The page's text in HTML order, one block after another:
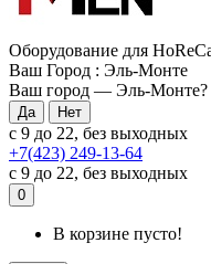
Оборудование для
Ваш Город : Эль-Монте
Ваш город — Эль-Монте?
с 9 до 22, без выходных
+7(423) 249-13-64
с 9 до 22, без выходных
0
В корзине пусто!